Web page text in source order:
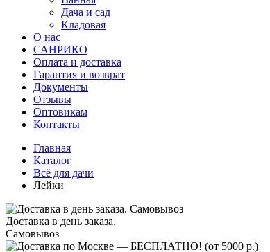
Дача и сад
Кладовая
О нас
САНРИКО
Оплата и доставка
Гарантия и возврат
Документы
Отзывы
Оптовикам
Контакты
Главная
Каталог
Всё для дачи
Лейки
Доставка в день заказа.
Самовывоз